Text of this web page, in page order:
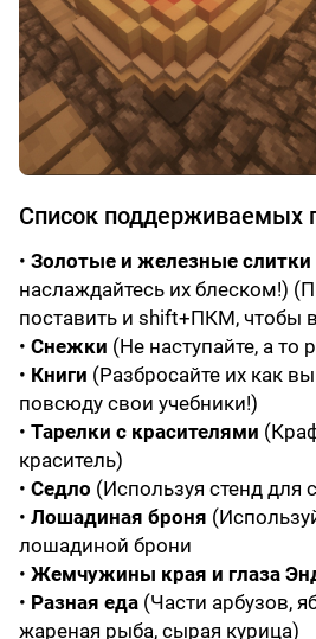
Список поддерживаемых
• Золотые и железные слитки
наслаждайтесь их блеском!)
поставить и shift+ПКМ, чтобы
• Снежки (Не наступайте, а то
• Книги (Разбросайте их как
повсюду свои учебники!)
• Тарелки с красителями
краситель)
• Седло (Используя стенд для
• Лошадиная броня
лошадиной брони
• Жемчужины края и глаза
• Разная еда (Части арбузов,
жареная рыба, сырая курица)